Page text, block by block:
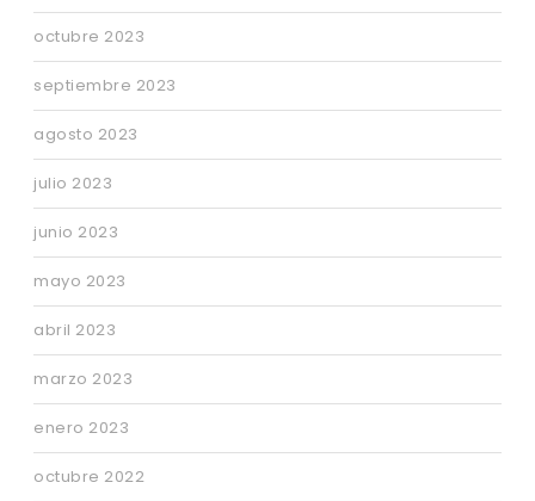
octubre 2023
septiembre 2023
agosto 2023
julio 2023
junio 2023
mayo 2023
abril 2023
marzo 2023
enero 2023
octubre 2022